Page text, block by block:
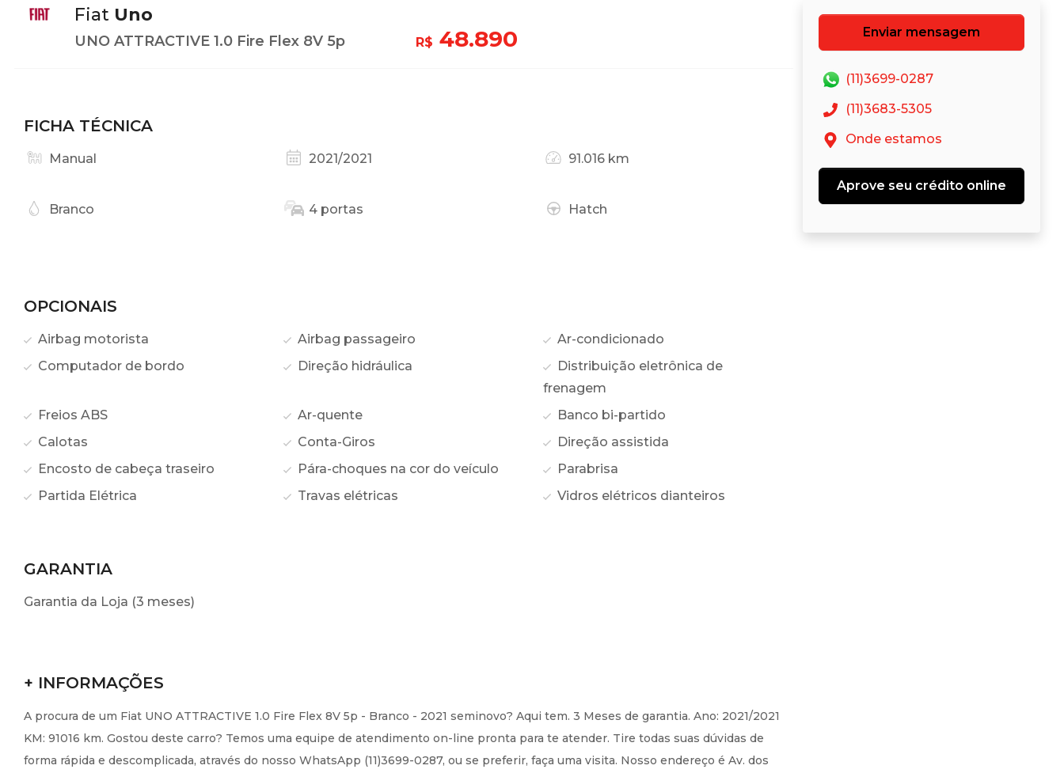
Fiat Uno
UNO ATTRACTIVE 1.0 Fire Flex 8V 5p R$ 48.890
FICHA TÉCNICA
Manual 2021/2021 91.016 km
Branco 4 portas Hatch
OPCIONAIS
Airbag motorista Airbag passageiro
Ar-condicionado
Computador de bordo
Direção hidráulica
Distribuição eletrônica de
frenagem
Freios ABS
Ar-quente
Banco bi-partido
Calotas
Conta-Giros
Direção assistida
Encosto de cabeça traseiro
Pára-choques na cor do veículo
Parabrisa
Partida Elétrica
Travas elétricas Vidros elétricos dianteiros
GARANTIA
Garantia da Loja (3 meses)
+ INFORMAÇÕES
A procura de um Fiat UNO ATTRACTIVE 1.0 Fire Flex 8V 5p - Branco - 2021 seminovo? Aqui tem. 3 Meses de garantia. Ano: 2021/2021
KM: 91016 km. Gostou deste carro? Temos uma equipe de atendimento on-line pronta para te atender. Tire todas suas dúvidas de
forma rápida e descomplicada, através do nosso WhatsApp (11)3699-0287, ou se preferir, faça uma visita. Nosso endereço é Av. dos
Enviar mensagem
(11)3699-0287
(11)3683-5305
Onde estamos
Aprove seu crédito online